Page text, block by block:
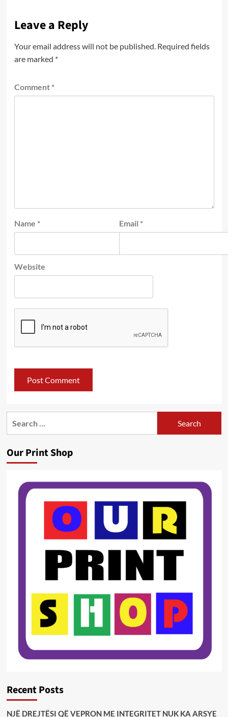
Leave a Reply
Your email address will not be published. Required fields
are marked *
Comment *
Name * Email *
Website
Our Print Shop
Recent Posts
NJË DREJTËSI QË VEPRON ME INTEGRITET NUK KA ARSYE